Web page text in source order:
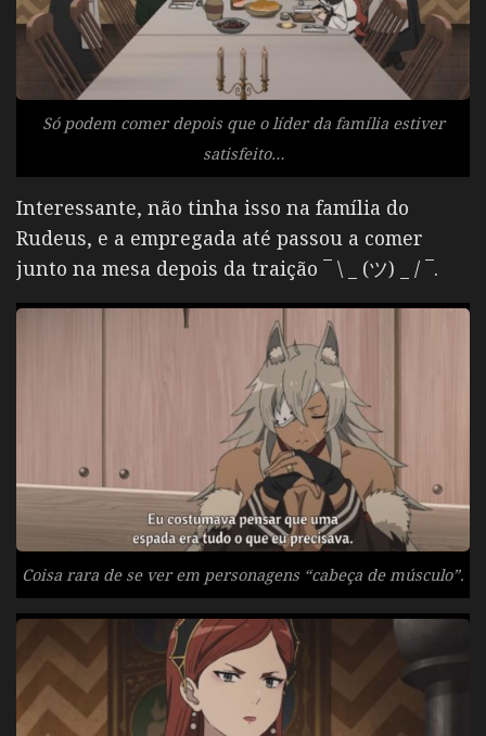
Só podem comer depois que o líder da família estiver
satisfeito…
Interessante, não tinha isso na família do
Rudeus, e a empregada até passou a comer
junto na mesa depois da traição ¯ \ _ (ツ) _ / ¯.
Coisa rara de se ver em personagens “cabeça de músculo”.